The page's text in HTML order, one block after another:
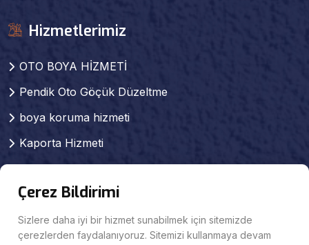
Hizmetlerimiz
OTO BOYA HİZMETİ
Pendik Oto Göçük Düzeltme
boya koruma hizmeti
Kaporta Hizmeti
Pendik kaporta boya
Pendik Pasta Cila Hizmeti
Pendik Oto Mekanik Servisi
Çerez Bildirimi
Sizlere daha iyi bir hizmet sunabilmek için sitemizde
çerezlerden faydalanıyoruz. Sitemizi kullanmaya devam